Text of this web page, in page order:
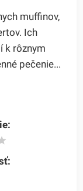
muffinov,
Ich
k rôznym
pečenie...